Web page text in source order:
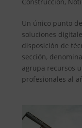
Un único punto
soluciones
disposición de
sección,
agrupa recursos
profesionales al